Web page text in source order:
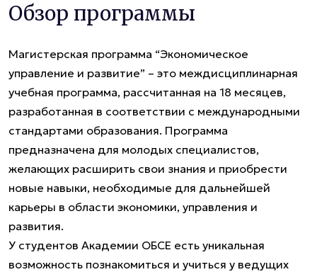
Обзор программы
Магистерская программа “Экономическое
управление и развитие” – это междисциплинарная
учебная программа, рассчитанная на 18 месяцев,
разработанная в соответствии с международными
стандартами образования. Программа
предназначена для молодых специалистов,
желающих расширить свои знания и приобрести
новые навыки, необходимые для дальнейшей
карьеры в области экономики, управления и
развития.
У студентов Академии ОБСЕ есть уникальная
возможность познакомиться и учиться у ведущих